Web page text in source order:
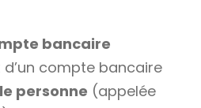
bancaire
d’un compte bancaire
personne (appelée